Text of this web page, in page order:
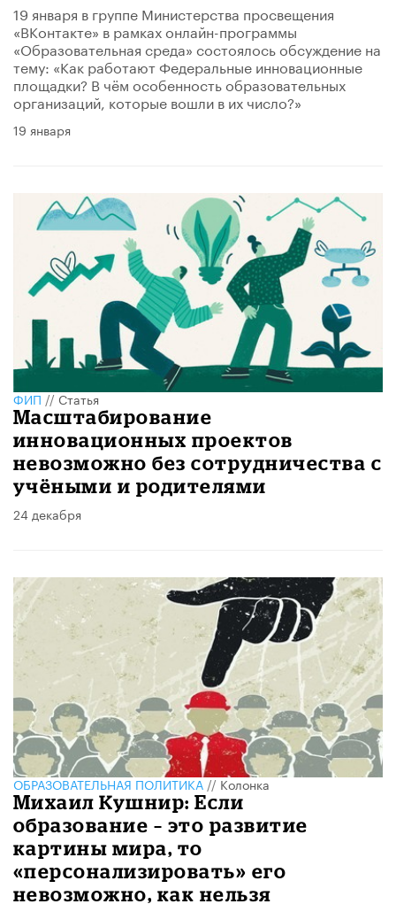
19 января в группе Министерства просвещения
«ВКонтакте» в рамках онлайн-программы
«Образовательная среда» состоялось обсуждение на
тему: «Как работают Федеральные инновационные
площадки? В чём особенность образовательных
организаций, которые вошли в их число?»
19 января
ФИП//Статья
Масштабирование
инновационных проектов
невозможно без сотрудничества с
учёными и родителями
24 декабря
ОБРАЗОВАТЕЛЬНАЯ ПОЛИТИКА//Колонка
Михаил Кушнир: Если
образование – это развитие
картины мира, то
«персонализировать» его
невозможно, как нельзя